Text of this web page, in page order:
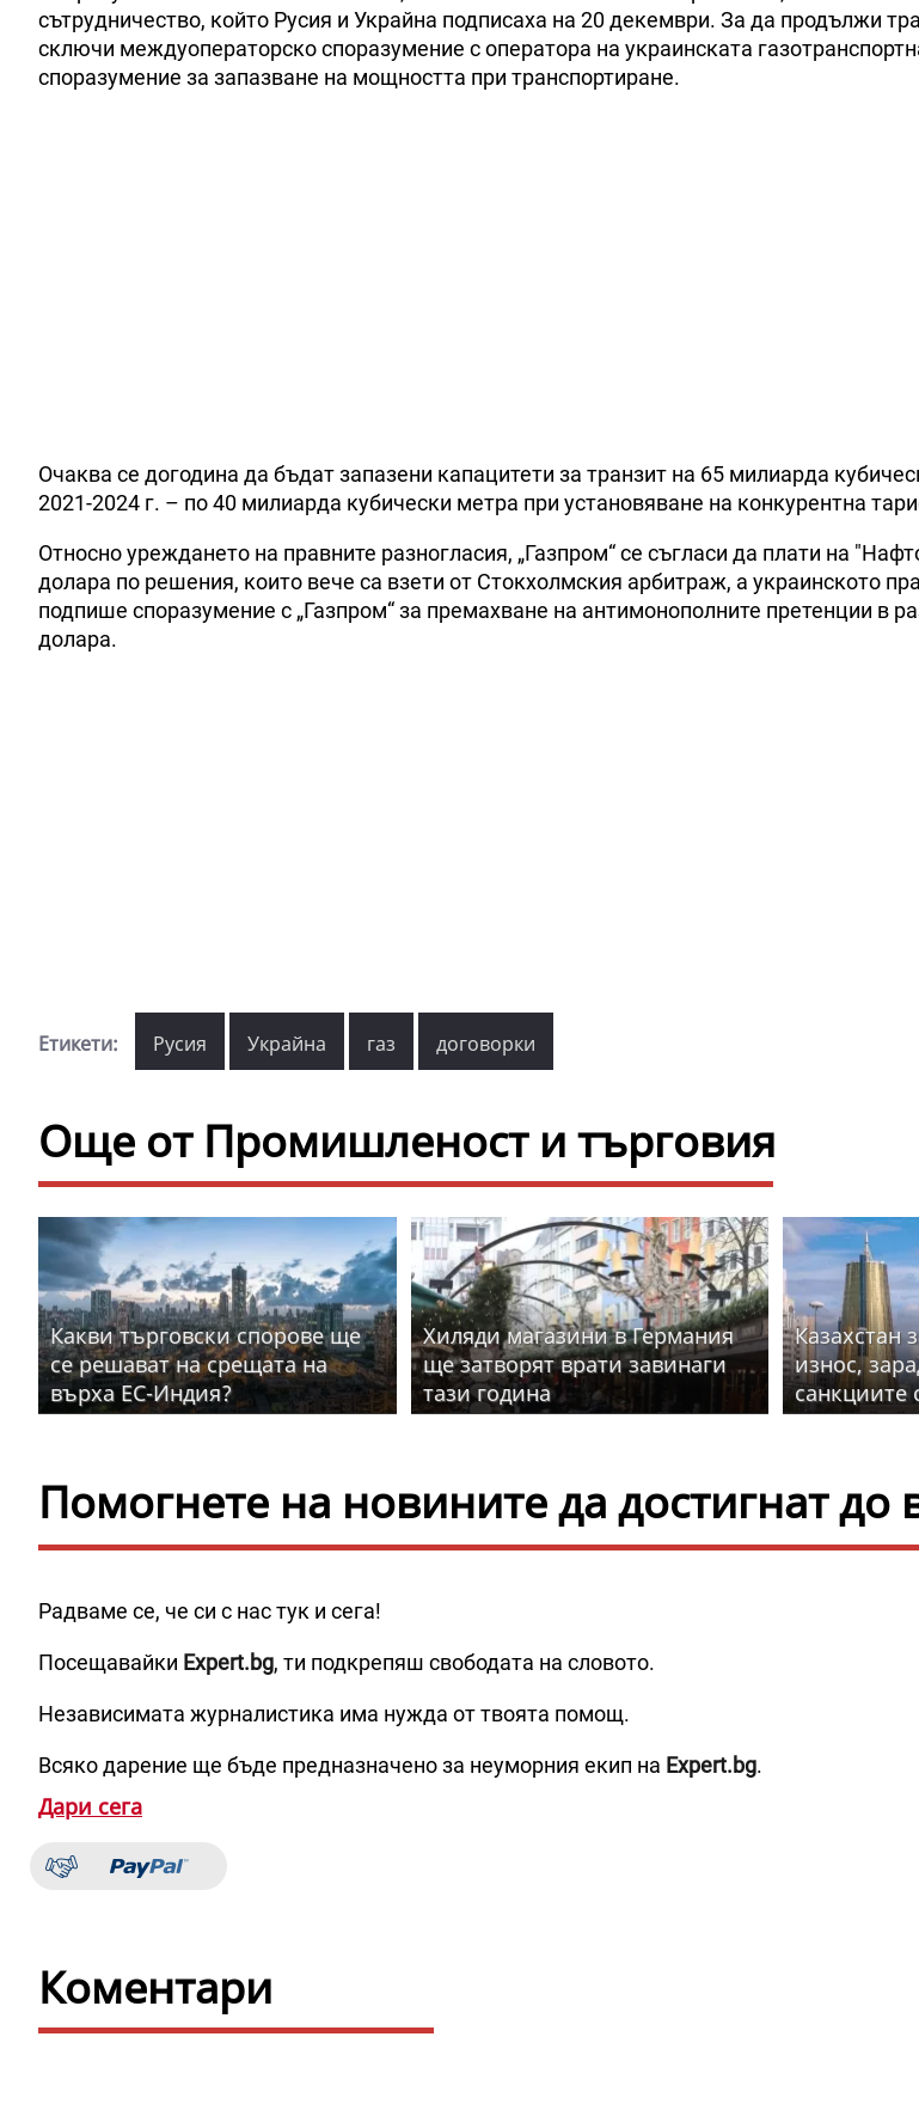
сътрудничество, който Русия и Украйна подписаха на 20 декември. За да продължи
сключи междуоператорско споразумение с оператора на украинската
споразумение за запазване на мощността при транспортиране.
Очаква се догодина да бъдат запазени капацитети за транзит на 65 милиарда
2021-2024 г. – по 40 милиарда кубически метра при установяване на конкурентна
Относно уреждането на правните разногласия, „Газпром“ се съгласи да плати на
долара по решения, които вече са взети от Стокхолмския арбитраж, а украинското
подпише споразумение с „Газпром“ за премахване на антимонополните претенции в
долара.
Етикети: Русия Украйна газ договорки
Още от Промишленост и търговия
Какви търговски спорове ще
се решават на срещата на
върха ЕС-Индия?
Хиляди магазини в Германия
ще затворят врати завинаги
тази година
Казахстан
износ,
санкциите
Помогнете на новините да достигнат до
Радваме се, че си с нас тук и сега!
Посещавайки Expert.bg, ти подкрепяш свободата на словото.
Независимата журналистика има нужда от твоята помощ.
Всяко дарение ще бъде предназначено за неуморния екип на Expert.bg.
Дари сега
Коментари